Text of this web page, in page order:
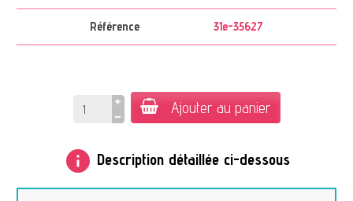
Référence 31e-35627
Ajouter au panier
info Description détaillée ci-dessous